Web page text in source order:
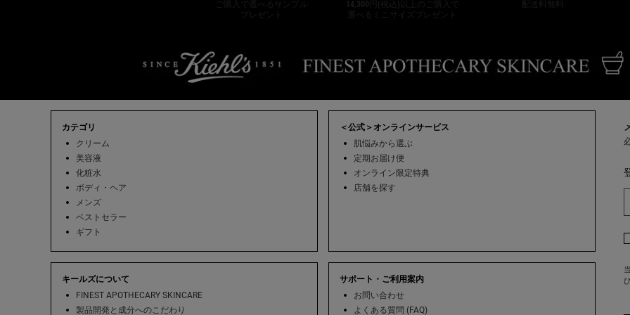
ご購入で選べるサンプル
14,300円(税込)以上のご購入で
選べるミニサイズプレゼント
カテゴリ
クリーム
美容液
化粧水
ボディ・ヘア
メンズ
ベストセラー
ギフト
＜公式＞オンラインサービス
肌悩みから選ぶ
定期お届け便
オンライン限定特典
店舗を探す
キールズについて
FINEST APOTHECARY SKINCARE
製品開発と成分へのこだわり
サポート・ご利用案内
お問い合わせ
よくある質問 (FAQ)